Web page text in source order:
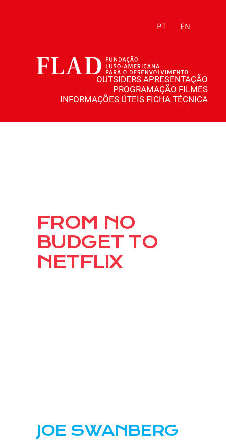
PT EN
OUTSIDERS APRESENTAÇÃO
PROGRAMAÇÃO FILMES
INFORMAÇÕES ÚTEIS FICHA TÉCNICA
FROM NO
BUDGET TO
NETFLIX
JOE SWANBERG